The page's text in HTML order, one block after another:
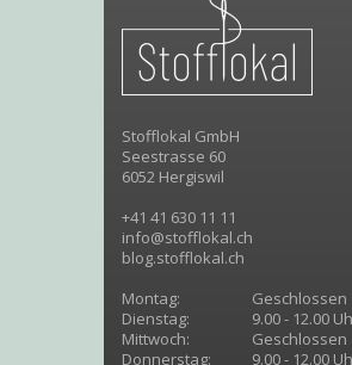
Stofflokal GmbH
Seestrasse 60
6052 Hergiswil
+41 41 630 11 11
info@stofflokal.ch
blog.stofflokal.ch
Montag:
Geschlossen
Dienstag:
9.00 - 12.00
Mittwoch:
Geschlossen
Donnerstag:
9.00 - 12.00